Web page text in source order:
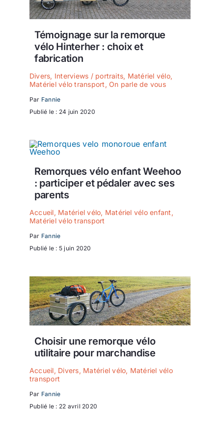
Témoignage sur la remorque
vélo Hinterher : choix et
fabrication
Divers, Interviews / portraits, Matériel vélo,
Matériel vélo transport ,On parle de vous
Par Fannie
Publié le : 24 juin 2020
Remorques vélo enfant Weehoo
: participer et pédaler avec ses
parents
Accueil, Matériel vélo, Matériel vélo enfant ,
Matériel vélo transport
Par Fannie
Publié le : 5 juin 2020
Choisir une remorque vélo
utilitaire pour marchandise
Accueil, Divers, Matériel vélo, Matériel vélo
transport
Par Fannie
Publié le : 22 avril 2020